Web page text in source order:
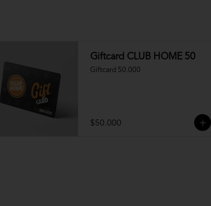
Giftcard CLUB HOME 50
Giftcard 50.000
$50.000